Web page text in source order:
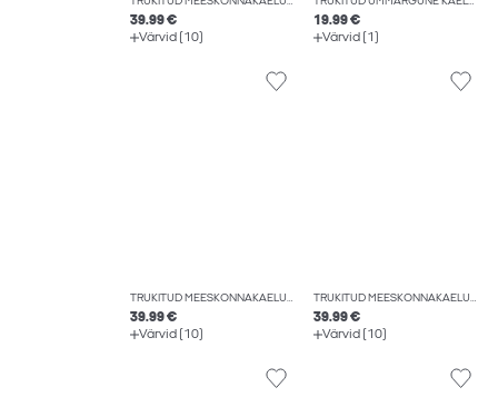
39.99 €
Värvid (10)
19.99 €
Värvid (1)
TRÜKITUD MEESKONNAKAELUSEGA HIGISTAMISSÄRK
39.99 €
Värvid (10)
TRÜKITUD MEESKONNAKAELUSEGA HIGISTAMISSÄRK
39.99 €
Värvid (10)